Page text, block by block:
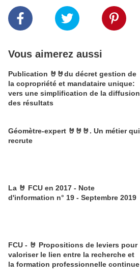
Vous aimerez aussi
Publication 🤘🤘du décret gestion de
la copropriété et mandataire unique:
vers une simplification de la diffusion
des résultats
Géomètre-expert 🤘🤘🤘. Un métier qui
recrute
La 🤘 FCU en 2017 - Note
d'information n° 19 - Septembre 2019
FCU - 🤘 Propositions de leviers pour
valoriser le lien entre la recherche et
la formation professionnelle continue